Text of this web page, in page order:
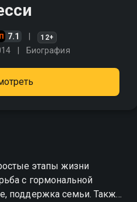
7.1 12+
Биография
этапы жизни
с гормональной
поддержка семьи. Также